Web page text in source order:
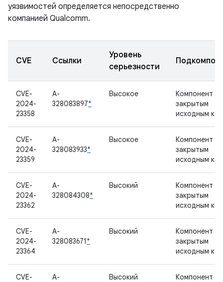
уязвимостей определяется непосредственно
компанией Qualcomm.
CVE Ссылки
Уровень
серьезности
CVE-
2024-
23358
A-
328083897*
Высокое
Компонент с
закрытым
исходным
CVE-
2024-
23359
A-
328083933*
Высокое
Компонент с
закрытым
исходным
CVE-
2024-
23362
A-
328084308*
Высокий
Компонент с
закрытым
исходным
CVE-
2024-
23364
A-
328083671*
Высокий
Компонент с
закрытым
исходным
CVE-
A-
Высокий
Компонент с